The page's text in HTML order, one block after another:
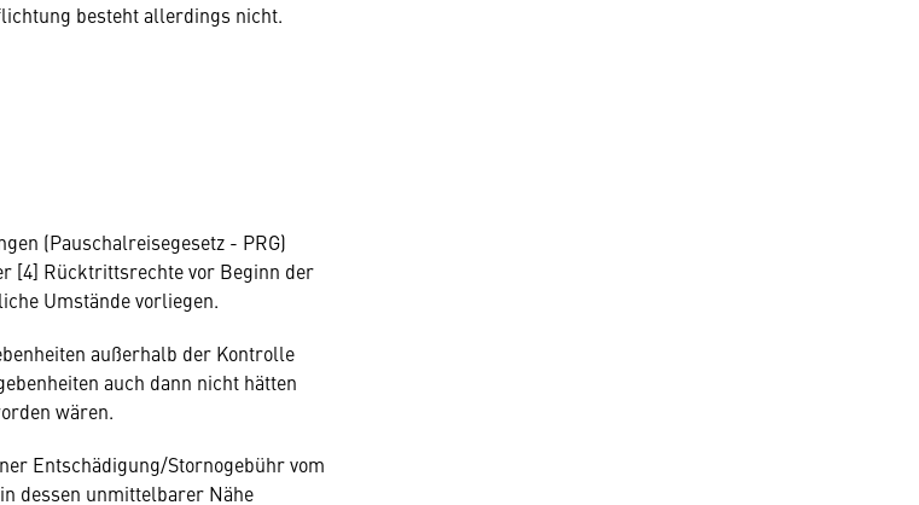
besteht allerdings nicht.
(Pauschalreisegesetz - PRG)
[4] Rücktrittsrechte vor Beginn der
Umstände vorliegen.
außerhalb der Kontrolle
auch dann nicht hätten
wären.
Entschädigung/Stornogebühr vom
dessen unmittelbarer Nähe